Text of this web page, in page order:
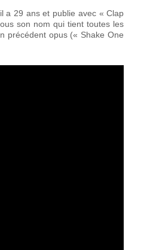
a 29 ans et publie avec « Clap
son nom qui tient toutes les
précédent opus (« Shake One